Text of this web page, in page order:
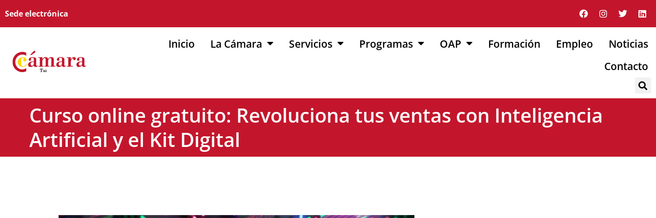
Sede electrónica
Inicio La Cámara Servicios Programas OAP Formación Empleo
Noticias
Contacto
Curso online gratuito: Revoluciona tus ventas con Inteligencia
Artificial y el Kit Digital